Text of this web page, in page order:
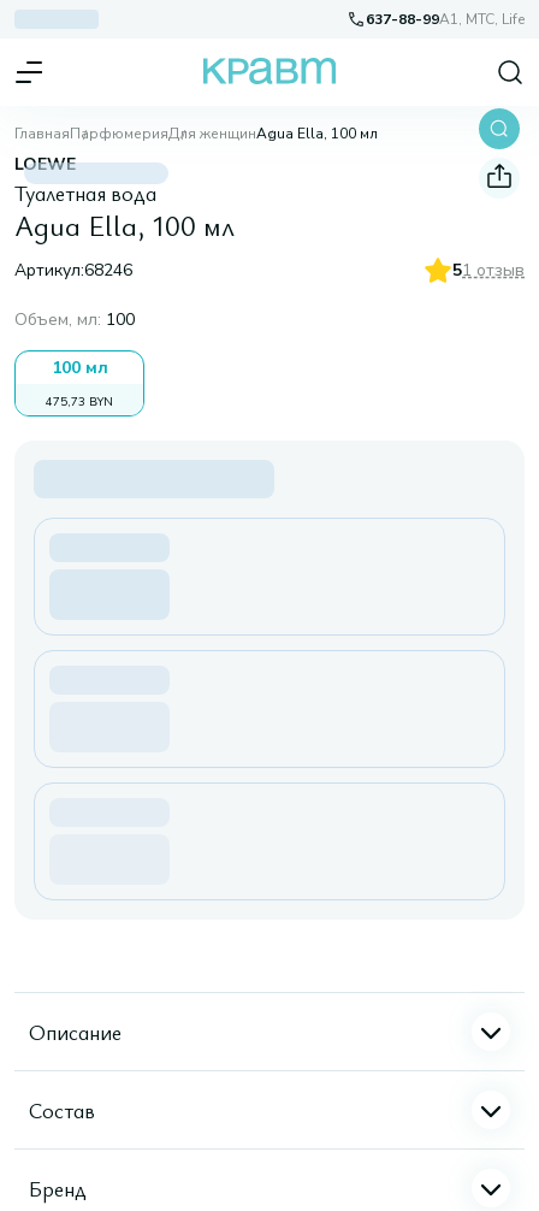
637-88-99A1, МТС, Life
ГлавнаяПарфюмерияДля женщинAgua Ella, 100 мл
LOEWE
Туалетная вода
Agua Ella, 100 мл
Артикул:68246 51 отзыв
Объем, мл: 100
100 мл
475,73 BYN
Описание
Состав
Бренд